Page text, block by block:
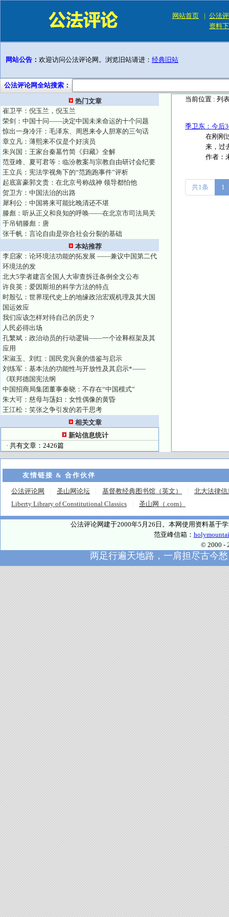
网站首页 | 公法
资料
网站公告： 欢迎访问公法评论网。浏览旧站请进： 经典旧站
公法评论网全站搜索：
热门文章
崔卫平：倪玉兰，倪玉兰
荣剑：中国十问——决定中国未来命运的十个问题
惊出一身冷汗：毛泽东、周恩来令人胆寒的三句话
章立凡：薄熙来不仅是个好演员
朱兴国：王家台秦墓竹简《归藏》全解
范亚峰、夏可君等：临汾教案与宗教自由研讨会纪要
王立兵：宪法学视角下的“范跑跑事件”评析
起底富豪郭文贵：在北京号称战神 领导都怕他
贺卫方：中国法治的出路
犀利公：中国将来可能比晚清还不堪
滕彪：听从正义和良知的呼唤——在北京市司法局关
于吊销滕彪：唐
张千帆：言论自由是弥合社会分裂的基础
本站推荐
李启家：论环境法功能的拓发展 ——兼议中国第二代
环境法的发
北大5学者建言全国人大审查拆迁条例全文公布
许良英：爱因斯坦的科学方法的特点
时殷弘：世界现代史上的地缘政治宏观机理及其大国
国运效应
我们应该怎样对待自己的历史？
人民必得出场
孔繁斌：政治动员的行动逻辑——一个诠释框架及其
应用
宋淑玉、刘红：国民党兴衰的借鉴与启示
刘练军：基本法的功能性与开放性及其启示*——
《联邦德国宪法纲
中国招商局集团董事秦晓：不存在“中国模式”
朱大可：慈母与荡妇：女性偶像的黄昏
王江松：笑张之争引发的若干思考
相关文章
新站信息统计
· 共有文章：2426篇
当前位置 : 列
季卫东：今后
在刚刚
来，过
作者：
共1条 1
友情链接 & 合作伙伴
公法评论网 圣山网论坛 基督教经典图书馆（英文）
北大法律信
Liberty Library of Constitutional Classics
圣山网（.com）
公法评论网建于2000年5月26日。本网使用资料基于
范亚峰信箱：
© 2000 -
两足行遍天地路，一肩担尽古今